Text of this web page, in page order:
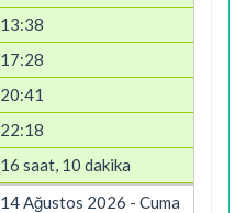
13:38
17:28
20:41
22:18
16 saat, 10 dakika
14 Ağustos 2026 - Cuma